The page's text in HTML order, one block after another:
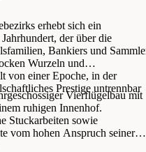
erhebt sich ein
der über die
Bankiers und
Wurzeln und
von einer Epoche, in der
Prestige untrennbar
Vierflügelbau mit
ruhigen Innenhof.
Stuckarbeiten sowie
vom hohen Anspruch seiner